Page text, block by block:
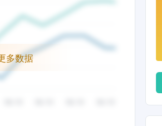
多数据